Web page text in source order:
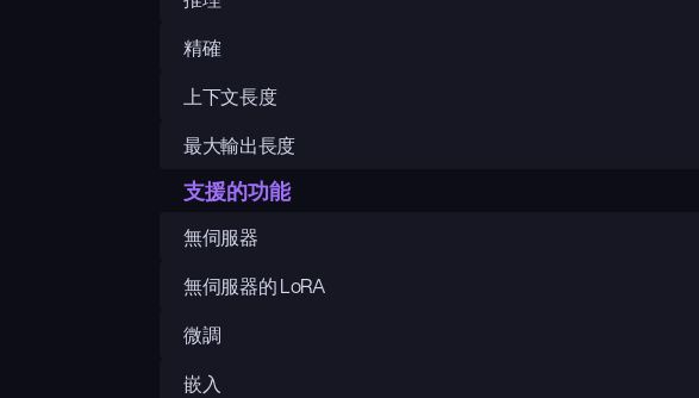
精確
上下文長度
最大輸出長度
支援的功能
無伺服器
無伺服器的 LoRA
微調
嵌入